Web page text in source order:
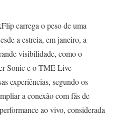
carrega o peso de uma
a estreia, em janeiro, a
visibilidade, como o
Sonic e o TME Live
experiências, segundo os
a conexão com fãs de
ao vivo, considerada